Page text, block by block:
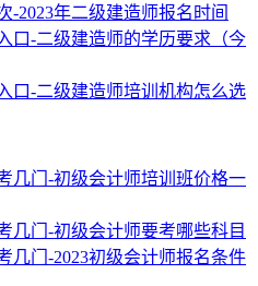
-2023年二级建造师报名时间
口-二级建造师的学历要求（今
口-二级建造师培训机构怎么选
几门-初级会计师培训班价格一
几门-初级会计师要考哪些科目
几门-2023初级会计师报名条件